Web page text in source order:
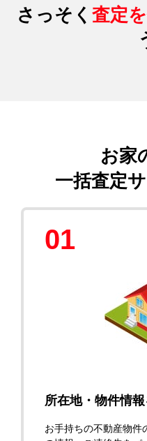
さっそく 査定
お家
一括査定
01
所在地・物件情
お手持ちの不動産物件